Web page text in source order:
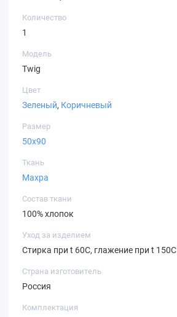
Количество
1
Модель
Twig
Цвет
Зеленый, Коричневый
Размер
50х90
Ткань
Махра
Состав ткани
100% хлопок
Уход за изделием
Стирка при t 60С, глажение при t 150С
Страна изготовитель
Россия
Комплектация